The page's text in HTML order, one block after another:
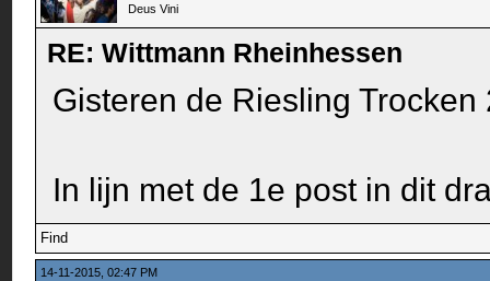
Deus Vini
RE: Wittmann Rheinhessen
Gisteren de Riesling
In lijn met de 1e post in dit
Find
14-11-2015, 02:47 PM